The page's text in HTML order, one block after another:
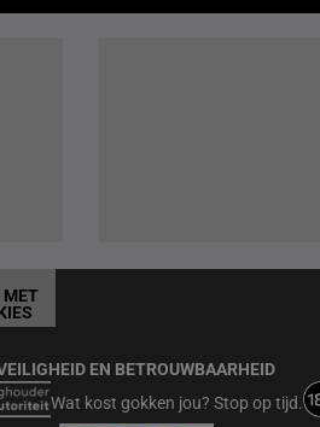
EN BETROUWBAARHEID
Wat kost gokken jou? Stop op tijd.